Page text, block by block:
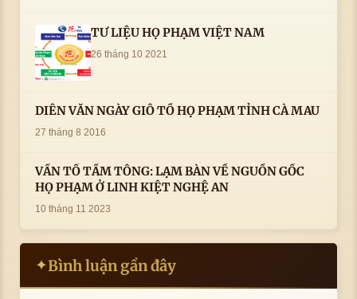
TƯ LIỆU HỌ PHẠM VIỆT NAM
26 tháng 10 2021
DIỄN VĂN NGÀY GIỖ TỔ HỌ PHẠM TỈNH CÀ MAU
27 tháng 8 2016
VẤN TỔ TẦM TÔNG: LẠM BÀN VỀ NGUỒN GỐC
HỌ PHẠM Ở LINH KIỆT NGHỆ AN
10 tháng 11 2023
✦Bình luận gần đây